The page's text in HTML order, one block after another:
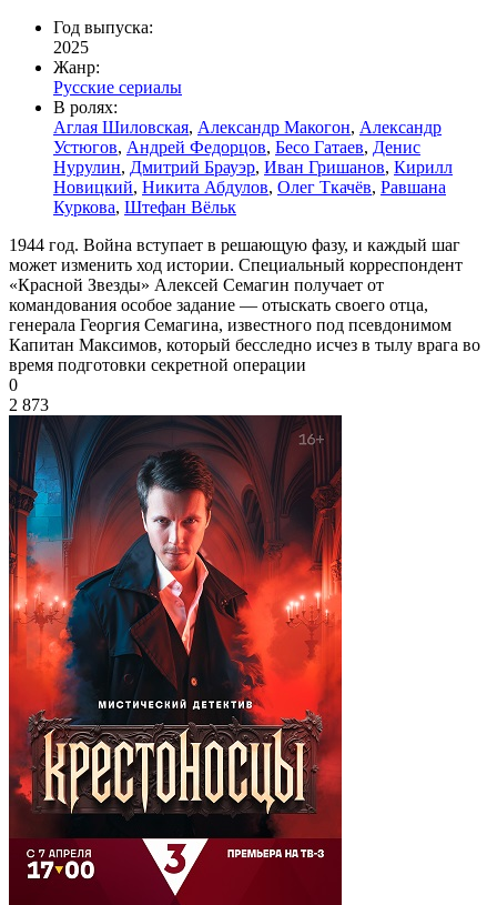
Год выпуска:
2025
Жанр:
Русские сериалы
В ролях:
Аглая Шиловская, Александр Макогон, Александр
Устюгов, Андрей Федорцов, Бесо Гатаев, Денис
Нурулин, Дмитрий Брауэр, Иван Гришанов, Кирилл
Новицкий, Никита Абдулов, Олег Ткачёв, Равшана
Куркова, Штефан Вёльк
1944 год. Война вступает в решающую фазу, и каждый шаг
может изменить ход истории. Специальный корреспондент
«Красной Звезды» Алексей Семагин получает от
командования особое задание — отыскать своего отца,
генерала Георгия Семагина, известного под псевдонимом
Капитан Максимов, который бесследно исчез в тылу врага во
время подготовки секретной операции
0
2 873